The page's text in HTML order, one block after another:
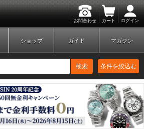
お問合わせ カート ログイン
ログイン
ショップ ガイド マガジン
検索 条件を絞込む